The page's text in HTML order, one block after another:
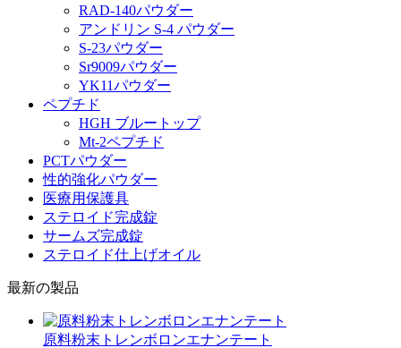
RAD-140パウダー
アンドリン S-4 パウダー
S-23パウダー
Sr9009パウダー
YK11パウダー
ペプチド
HGH ブルートップ
Mt-2ペプチド
PCTパウダー
性的強化パウダー
医療用保護具
ステロイド完成錠
サームズ完成錠
ステロイド仕上げオイル
最新の製品
原料粉末トレンボロンエナンテート